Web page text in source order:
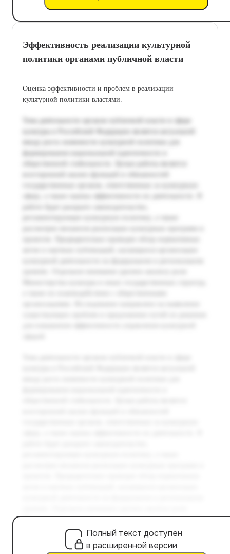
Эффективность реализации культурной
политики органами публичной власти
Оценка эффективности и проблем в реализации
культурной политики властями.
Полный текст доступен
в расширенной версии